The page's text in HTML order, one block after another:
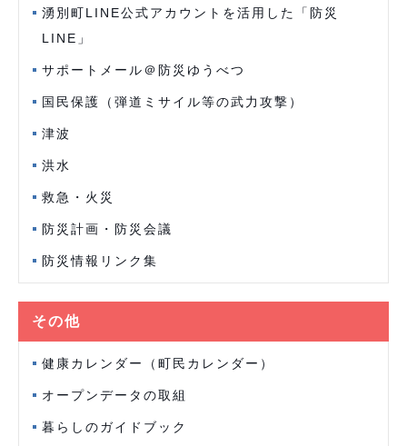
湧別町LINE公式アカウントを活用した「防災
LINE」
サポートメール＠防災ゆうべつ
国民保護（弾道ミサイル等の武力攻撃）
津波
洪水
救急・火災
防災計画・防災会議
防災情報リンク集
その他
健康カレンダー（町民カレンダー）
オープンデータの取組
暮らしのガイドブック